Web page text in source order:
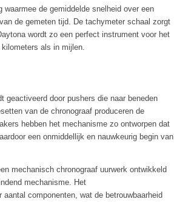
de gemiddelde snelheid over een
de gemeten tijd. De tachymeter schaal zorgt
wordt zo een perfect instrument voor het
als in mijlen.
geactiveerd door pushers die naar beneden
van de chronograaf produceren de
hebben het mechanisme zo ontworpen dat
een onmiddellijk en nauwkeurig begin van
mechanisch chronograaf uurwerk ontwikkeld
mechanisme. Het
componenten, wat de betrouwbaarheid